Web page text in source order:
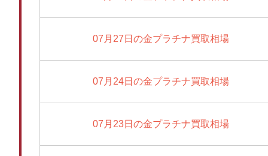
07月27日の金プラチナ買取相場
07月24日の金プラチナ買取相場
07月23日の金プラチナ買取相場